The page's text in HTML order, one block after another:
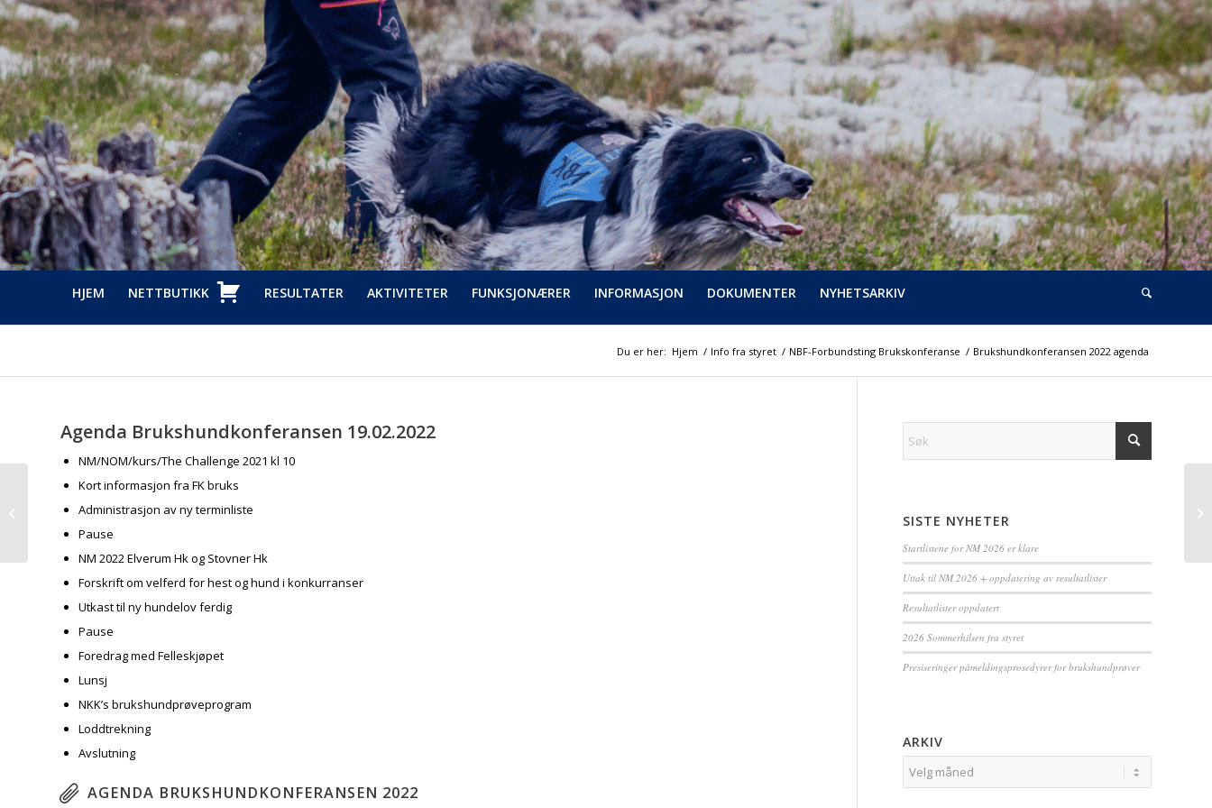
HJEM NETTBUTIKK RESULTATER AKTIVITETER FUNKSJONÆRER INFORMASJON DOKUMENTER NYHETSARKIV
Du er her: Hjem / Info fra styret / NBF-Forbundsting Brukskonferanse / Brukshundkonferansen 2022 agenda
Agenda Brukshundkonferansen 19.02.2022
NM/NOM/kurs/The Challenge 2021 kl 10
Kort informasjon fra FK bruks
Administrasjon av ny terminliste
Pause
NM 2022 Elverum Hk og Stovner Hk
Forskrift om velferd for hest og hund i konkurranser
Utkast til ny hundelov ferdig
Pause
Foredrag med Felleskjøpet
Lunsj
NKK’s brukshundprøveprogram
Loddtrekning
Avslutning
AGENDA BRUKSHUNDKONFERANSEN 2022
SISTE NYHETER
Startlistene for NM 2026 er klare
Uttak til NM 2026 + oppdatering av resultatlister
Resultatlister oppdatert
2026 Sommerhilsen fra styret
Presiseringer påmeldingsprosedyrer for brukshundprøver
ARKIV
The Challenge 2022